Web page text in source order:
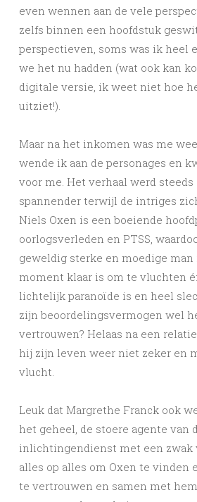
even wennen aan de vele
zelfs binnen een hoofdstuk
perspectieven, soms was ik heel
we het nu hadden (wat ook kan
digitale versie, ik weet niet hoe
uitziet!).
Maar na het inkomen was me
wende ik aan de personages en
voor me. Het verhaal werd
spannender terwijl de intriges
Niels Oxen is een boeiende
oorlogsverleden en PTSS,
geweldig sterke en moedige
moment klaar is om te vluchten
lichtelijk paranoïde is en heel
zijn beoordelingsvermogen wel
vertrouwen? Helaas na een
hij zijn leven weer niet zeker en
vlucht.
Leuk dat Margrethe Franck ook
het geheel, de stoere agente van
inlichtingendienst met een zwak
alles op alles om Oxen te vinden
te vertrouwen en samen met